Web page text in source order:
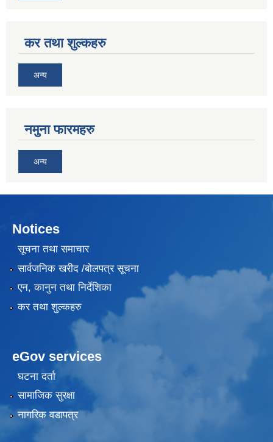
कर तथा शुल्कहरु
अन्य
नमुना फारमहरु
अन्य
Notices
सूचना तथा समाचार
सार्वजनिक खरीद /बोलपत्र सूचना
एन, कानुन तथा निर्देशिका
कर तथा शुल्कहरु
eGov services
घटना दर्ता
सामाजिक सुरक्षा
नागरिक वडापत्र